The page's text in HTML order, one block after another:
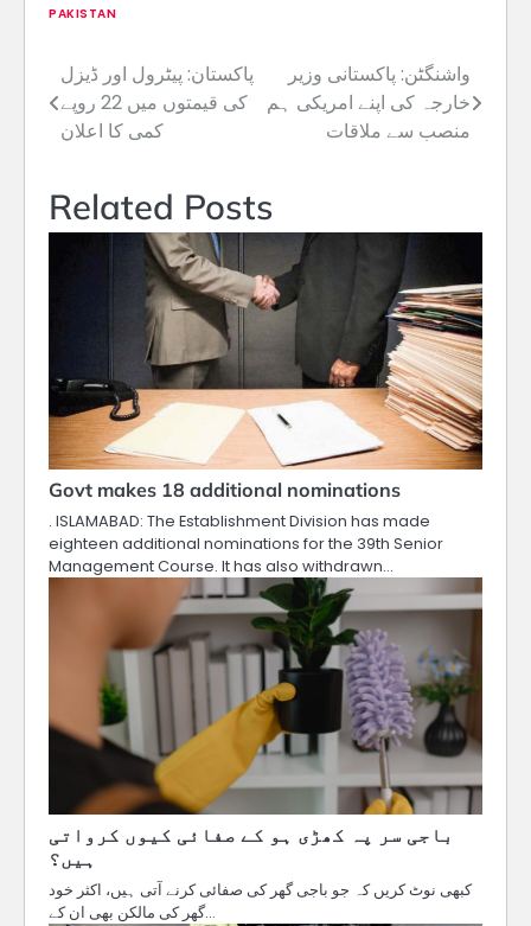
PAKISTAN
Post
navigation
پاکستان: پیٹرول اور ڈیزل
کی قیمتوں میں 22 روپے
کمی کا اعلان
واشنگٹن: پاکستانی وزیر
خارجہ کی اپنے امریکی ہم
منصب سے ملاقات
Related Posts
Govt makes 18 additional nominations
. ISLAMABAD: The Establishment Division has made
eighteen additional nominations for the 39th Senior
Management Course. It has also withdrawn…
باجی سر پہ کھڑی ہو کے صفائی کیوں کرواتی
ہیں؟
کبھی نوٹ کریں کہ جو باجی گھر کی صفائی کرنے آتی ہیں، اکثر خود
گھر کی مالکن بھی ان کے…